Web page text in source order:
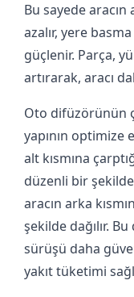
Bu sayede aracın
azalır, yere
güçlenir. Parça,
artırarak, aracı
Oto difüzörünün
yapının optimize
alt kısmına
düzenli bir şekilde
aracın arka
şekilde dağılır.
sürüşü daha
yakıt tüketimi